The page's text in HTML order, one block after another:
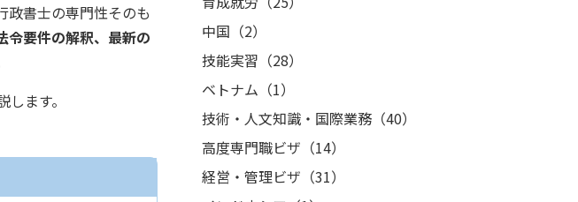
政書士の専門性そのも
令要件の解釈、最新の
ます。
中国（2）
技能実習（28）
ベトナム（1）
技術・人文知識・国際業務（40）
高度専門職ビザ（14）
経営・管理ビザ（31）